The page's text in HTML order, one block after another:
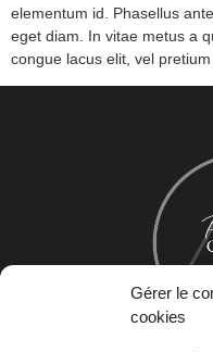
Gérer le
cookies
elementum id. Phasellus
eget diam. In vitae metus a
congue lacus elit, vel